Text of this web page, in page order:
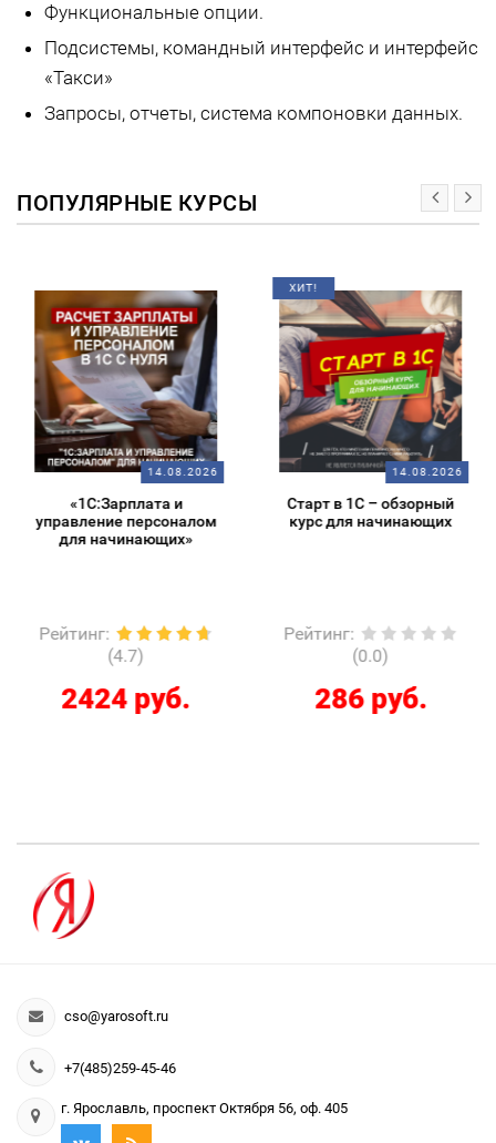
Функциональные опции.
Подсистемы, командный интерфейс и интерфейс
«Такси»
Запросы, отчеты, система компоновки данных.
ПОПУЛЯРНЫЕ КУРСЫ
14.08.2026
«1С:Зарплата и
управление персоналом
для начинающих»
Рейтинг:
(4.7)
2424 руб.
ХИТ!
14.08.2026
Старт в 1С – обзорный
курс для начинающих
Рейтинг:
(0.0)
286 руб.
cso@yarosoft.ru
+7(485)259-45-46
г. Ярославль, проспект Октября 56, оф. 405